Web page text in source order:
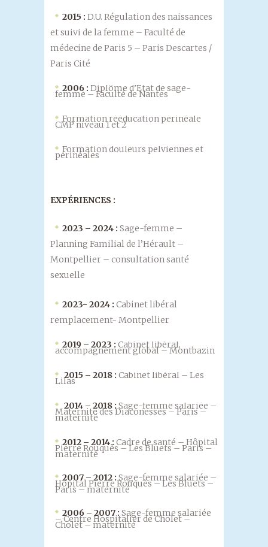
2015 : D.U. Régulation des naissances
et suivi de la femme – Faculté de
médecine de Paris 5 – Paris Descartes /
Paris Cité
2006 : Diplôme d’État de sage-
femme – Faculté de Nantes
Formation rééducation périnéale
CMP niveau 1 et 2
Formation douleurs pelviennes et
périnéales
EXPÉRIENCES :
2023 – 2024 : Sage-femme –
Planning Familial de l’Hérault –
Montpellier – consultation santé
sexuelle
2023- 2024 : Cabinet libéral
remplacement- Montpellier
2019 – 2023 : Cabinet libéral,
accompagnement global – Montbazin
2015 – 2018 : Cabinet libéral – Les
Lilas
2014 – 2018 : Sage-femme salariée –
Maternité des Diaconesses – Paris –
maternité
2012 – 2014 : Cadre de santé – Hôpital
Pierre Rouquès – Les Bluets – Paris –
maternité
2007 – 2012 : Sage-femme salariée –
Hôpital Pierre Rouquès – Les Bluets –
Paris – maternité
2006 – 2007 : Sage-femme salariée
– Centre Hospitalier de Cholet –
Cholet – maternité